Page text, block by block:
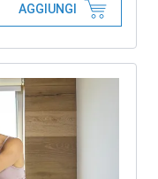
AGGIUNGI